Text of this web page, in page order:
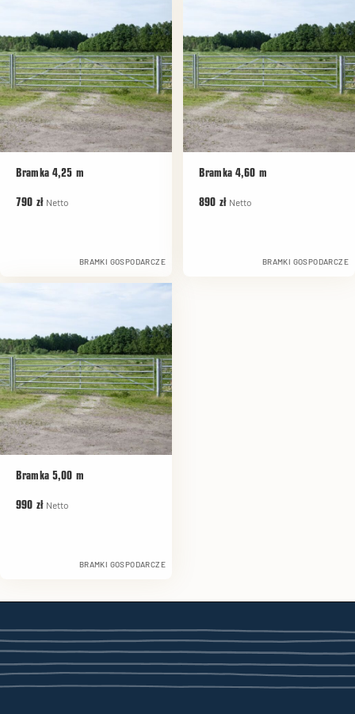
Bramka 4,25 m
790 zł Netto
BRAMKI GOSPODARCZE
Bramka 4,60 m
890 zł Netto
BRAMKI GOSPODARCZE
Bramka 5,00 m
990 zł Netto
BRAMKI GOSPODARCZE